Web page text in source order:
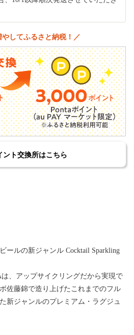
やしてふるさと納税！／
ント交換所はこちら
ールの新ジャンル Cocktail Sparkling
、アップサイクリングだから実現で
佐藤錦で造り上げたこれまでのフル
新ジャンルのプレミアム・ラグジュ